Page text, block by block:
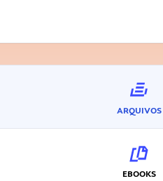
ARQUIVOS
EBOOKS